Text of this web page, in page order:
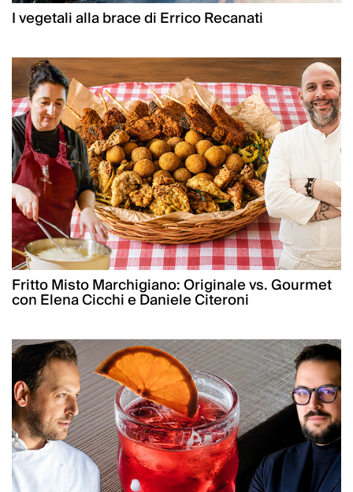
I vegetali alla brace di Errico Recanati
Fritto Misto Marchigiano: Originale vs. Gourmet
con Elena Cicchi e Daniele Citeroni